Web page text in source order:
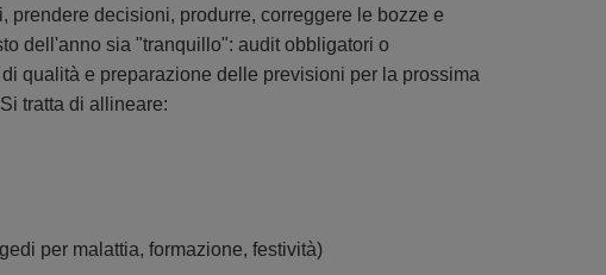
decisioni, produrre, correggere le bozze e
dell'anno sia "tranquillo": audit obbligatori o
qualità e preparazione delle previsioni per la prossima
tratta di allineare:
per malattia, formazione, festività)